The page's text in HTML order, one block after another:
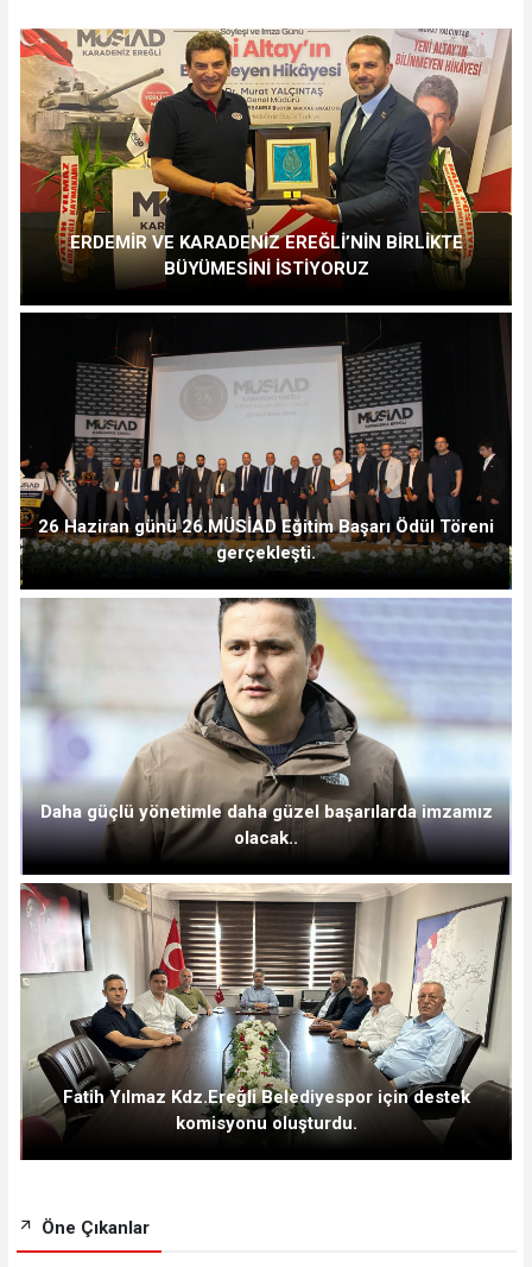
ERDEMİR VE KARADENİZ EREĞLİ’NİN BİRLİKTE
BÜYÜMESİNİ İSTİYORUZ
26 Haziran günü 26.MÜSİAD Eğitim Başarı Ödül Töreni
gerçekleşti.
Daha güçlü yönetimle daha güzel başarılarda imzamız
olacak..
Fatih Yılmaz Kdz.Ereğli Belediyespor için destek
komisyonu oluşturdu.
Öne Çıkanlar